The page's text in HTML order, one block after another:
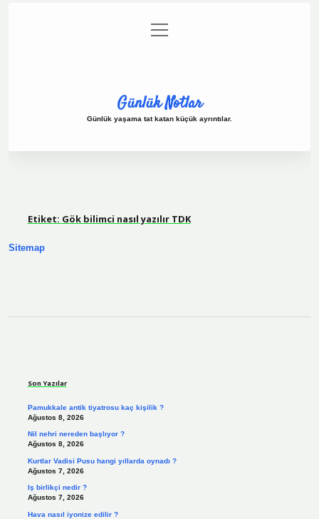
Gizlilik Politikası
menüyü
aç
Günlük Notlar
Günlük yaşama tat katan küçük ayrıntılar.
Etiket: Gök bilimci nasıl yazılır TDK
Sitemap
Son Yazılar
Pamukkale antik tiyatrosu kaç kişilik ?
Ağustos 8, 2026
Nil nehri nereden başlıyor ?
Ağustos 8, 2026
Kurtlar Vadisi Pusu hangi yıllarda oynadı ?
Ağustos 7, 2026
Iş birlikçi nedir ?
Ağustos 7, 2026
Hava nasıl iyonize edilir ?